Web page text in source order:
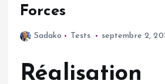
Forces
Sadako Tests septembre 2,
Réalisation